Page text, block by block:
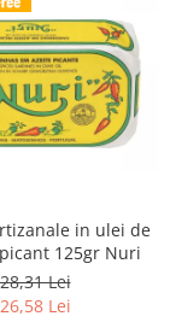
in ulei de
125gr Nuri
28,31 Lei
26,58 Lei